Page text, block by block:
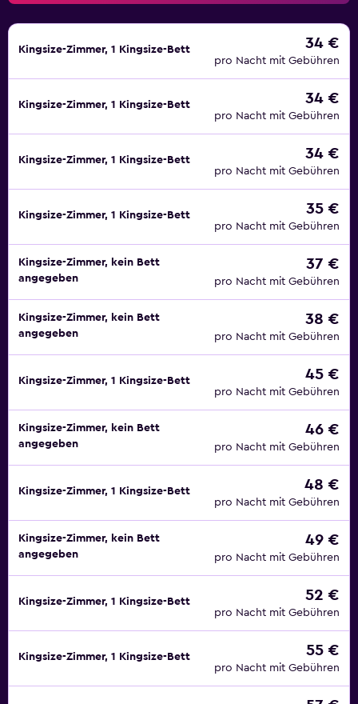
Kingsize-Zimmer, 1 Kingsize-Bett 34 €
pro Nacht mit Gebühren
Kingsize-Zimmer, 1 Kingsize-Bett 34 €
pro Nacht mit Gebühren
Kingsize-Zimmer, 1 Kingsize-Bett 34 €
pro Nacht mit Gebühren
Kingsize-Zimmer, 1 Kingsize-Bett 35 €
pro Nacht mit Gebühren
Kingsize-Zimmer, kein Bett
angegeben
37 €
pro Nacht mit Gebühren
Kingsize-Zimmer, kein Bett
angegeben
38 €
pro Nacht mit Gebühren
Kingsize-Zimmer, 1 Kingsize-Bett 45 €
pro Nacht mit Gebühren
Kingsize-Zimmer, kein Bett
angegeben
46 €
pro Nacht mit Gebühren
Kingsize-Zimmer, 1 Kingsize-Bett 48 €
pro Nacht mit Gebühren
Kingsize-Zimmer, kein Bett
angegeben
49 €
pro Nacht mit Gebühren
Kingsize-Zimmer, 1 Kingsize-Bett 52 €
pro Nacht mit Gebühren
Kingsize-Zimmer, 1 Kingsize-Bett 55 €
pro Nacht mit Gebühren